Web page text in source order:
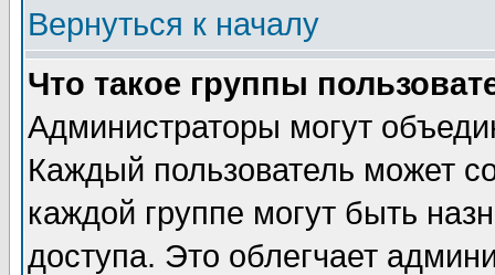
Вернуться к началу
Что такое группы
Администраторы могут
Каждый пользователь может
каждой группе могут быть
доступа. Это облегчает